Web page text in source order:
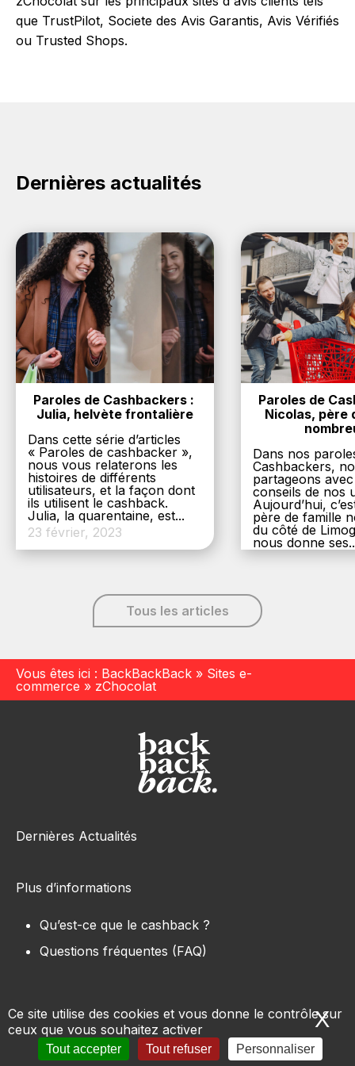
Ce site utilise des cookies et vous donne le contrôle sur
ceux que vous souhaitez activer
Tout accepter Tout refuser Personnaliser
X
que TrustPilot, Societe des Avis Garantis, Avis Vérifiés
ou Trusted Shops.
Dernières actualités
Paroles de Cashbackers :
Julia, helvète frontalière
Dans cette série d’articles
« Paroles de cashbacker »,
nous vous relaterons les
histoires de différents
utilisateurs, et la façon dont
ils utilisent le cashback.
Julia, la quarentaine, est...
23 février, 2023
Paroles de
Nicolas, père
Dans nos
Cashbackers,
partageons
conseils de nos
Aujourd’hui,
père de famille
du côté de
nous donne
Tous les articles
Vous êtes ici : BackBackBack » Sites e-
commerce » zChocolat
Dernières Actualités
Plus d’informations
Qu’est-ce que le cashback ?
Questions fréquentes (FAQ)
Tous les sites e-commerce-Marques-Produits-
Conditions d’utilisation-Mentions légales